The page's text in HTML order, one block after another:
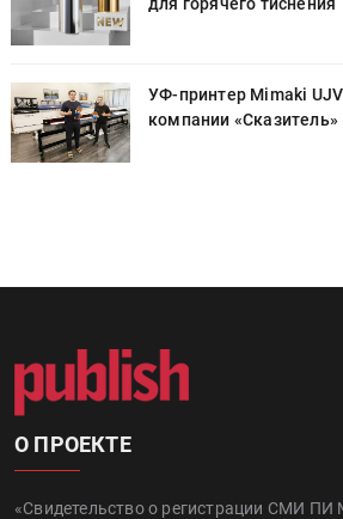
УФ-принтер Mimaki
компании «Сказитель»
О ПРОЕКТЕ
«Свидетельство о регистрации СМИ